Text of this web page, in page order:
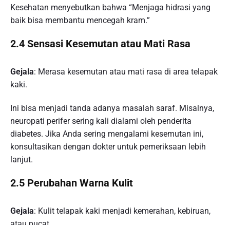
Kesehatan menyebutkan bahwa “Menjaga hidrasi yang
baik bisa membantu mencegah kram.”
2.4 Sensasi Kesemutan atau Mati Rasa
Gejala: Merasa kesemutan atau mati rasa di area telapak
kaki.
Ini bisa menjadi tanda adanya masalah saraf. Misalnya,
neuropati perifer sering kali dialami oleh penderita
diabetes. Jika Anda sering mengalami kesemutan ini,
konsultasikan dengan dokter untuk pemeriksaan lebih
lanjut.
2.5 Perubahan Warna Kulit
Gejala: Kulit telapak kaki menjadi kemerahan, kebiruan,